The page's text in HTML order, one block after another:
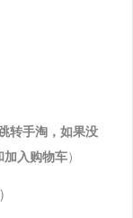
转手淘，如果没
加入购物车）